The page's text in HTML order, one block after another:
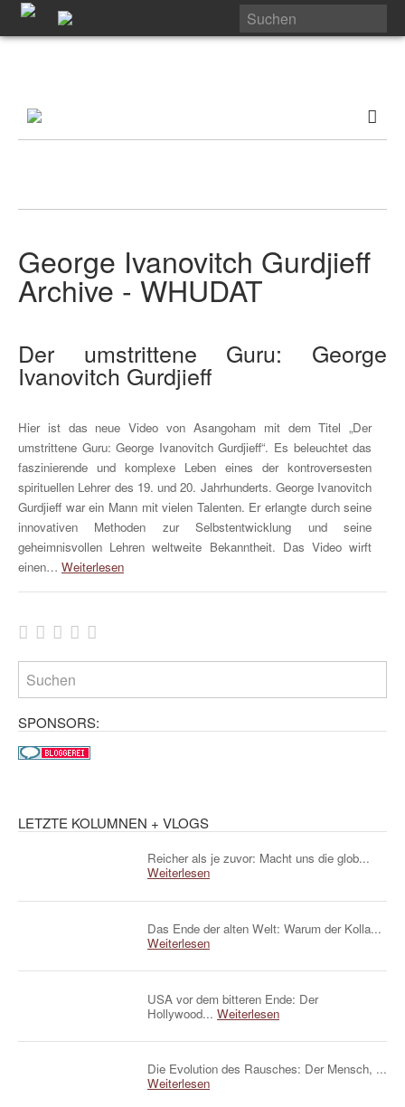
George Ivanovitch Gurdjieff
Archive - WHUDAT
Der umstrittene Guru: George
Ivanovitch Gurdjieff
Hier ist das neue Video von Asangoham mit dem Titel „Der
umstrittene Guru: George Ivanovitch Gurdjieff“. Es beleuchtet das
faszinierende und komplexe Leben eines der kontroversesten
spirituellen Lehrer des 19. und 20. Jahrhunderts. George Ivanovitch
Gurdjieff war ein Mann mit vielen Talenten. Er erlangte durch seine
innovativen Methoden zur Selbstentwicklung und seine
geheimnisvollen Lehren weltweite Bekanntheit. Das Video wirft
einen… Weiterlesen
SPONSORS:
LETZTE KOLUMNEN + VLOGS
Reicher als je zuvor: Macht uns die glob...
Weiterlesen
Das Ende der alten Welt: Warum der Kolla...
Weiterlesen
USA vor dem bitteren Ende: Der
Hollywood... Weiterlesen
Die Evolution des Rausches: Der Mensch, ...
Weiterlesen